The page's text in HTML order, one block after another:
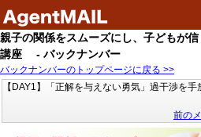
親子の関係をスムーズにし、子どもが
講座 - バックナンバー
バックナンバーのトップページに戻る >>
【DAY1】「正解を与えない勇気」過干渉を
前の